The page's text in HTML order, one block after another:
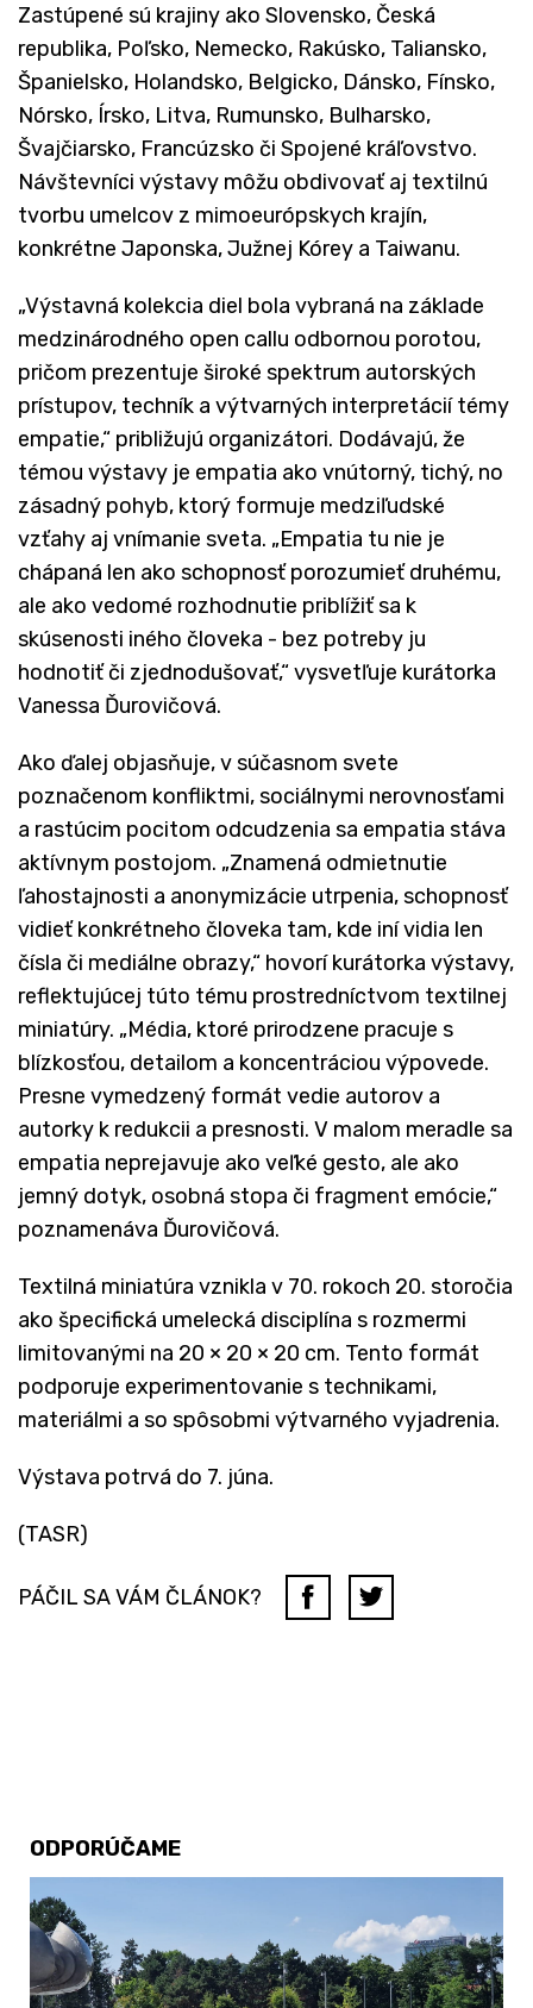
Zastúpené sú krajiny ako Slovensko, Česká
republika, Poľsko, Nemecko, Rakúsko, Taliansko,
Španielsko, Holandsko, Belgicko, Dánsko, Fínsko,
Nórsko, Írsko, Litva, Rumunsko, Bulharsko,
Švajčiarsko, Francúzsko či Spojené kráľovstvo.
Návštevníci výstavy môžu obdivovať aj textilnú
tvorbu umelcov z mimoeurópskych krajín,
konkrétne Japonska, Južnej Kórey a Taiwanu.
„Výstavná kolekcia diel bola vybraná na základe
medzinárodného open callu odbornou porotou,
pričom prezentuje široké spektrum autorských
prístupov, techník a výtvarných interpretácií témy
empatie,“ približujú organizátori. Dodávajú, že
témou výstavy je empatia ako vnútorný, tichý, no
zásadný pohyb, ktorý formuje medziľudské
vzťahy aj vnímanie sveta. „Empatia tu nie je
chápaná len ako schopnosť porozumieť druhému,
ale ako vedomé rozhodnutie priblížiť sa k
skúsenosti iného človeka - bez potreby ju
hodnotiť či zjednodušovať,“ vysvetľuje kurátorka
Vanessa Ďurovičová.
Ako ďalej objasňuje, v súčasnom svete
poznačenom konfliktmi, sociálnymi nerovnosťami
a rastúcim pocitom odcudzenia sa empatia stáva
aktívnym postojom. „Znamená odmietnutie
ľahostajnosti a anonymizácie utrpenia, schopnosť
vidieť konkrétneho človeka tam, kde iní vidia len
čísla či mediálne obrazy,“ hovorí kurátorka výstavy,
reflektujúcej túto tému prostredníctvom textilnej
miniatúry. „Média, ktoré prirodzene pracuje s
blízkosťou, detailom a koncentráciou výpovede.
Presne vymedzený formát vedie autorov a
autorky k redukcii a presnosti. V malom meradle sa
empatia neprejavuje ako veľké gesto, ale ako
jemný dotyk, osobná stopa či fragment emócie,“
poznamenáva Ďurovičová.
Textilná miniatúra vznikla v 70. rokoch 20. storočia
ako špecifická umelecká disciplína s rozmermi
limitovanými na 20 × 20 × 20 cm. Tento formát
podporuje experimentovanie s technikami,
materiálmi a so spôsobmi výtvarného vyjadrenia.
Výstava potrvá do 7. júna.
(TASR)
PÁČIL SA VÁM ČLÁNOK?
ODPORÚČAME